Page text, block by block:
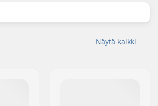
Näytä kaikki